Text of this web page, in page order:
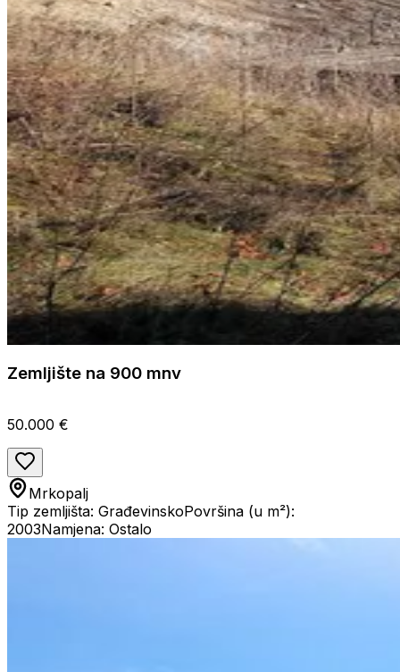
Zemljište na 900 mnv
50.000 €
Mrkopalj
Tip zemljišta: GrađevinskoPovršina (u m²):
2003Namjena: Ostalo